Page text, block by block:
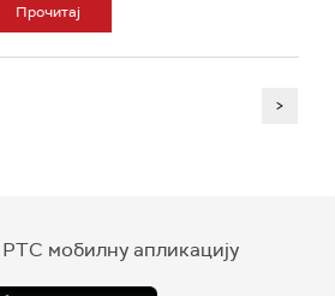
Прочитај
>
мобилну апликацију